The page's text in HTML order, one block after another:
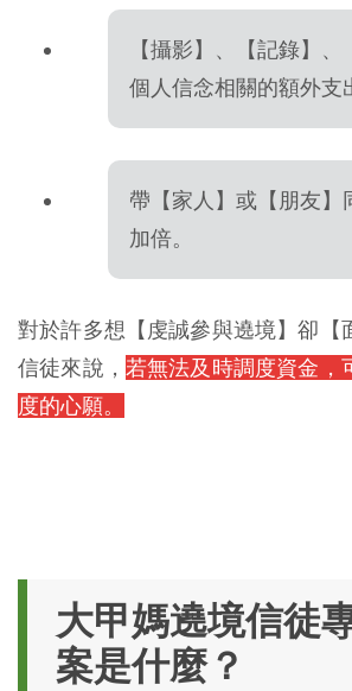
【攝影】、【記錄】
個人信念相關的額外支
帶【家人】或【朋友】
加倍。
對於許多想【虔誠參與遶境】卻【
信徒來說， 若無法及時調度資金，
度的心願。
大甲媽遶境信徒
案是什麼？